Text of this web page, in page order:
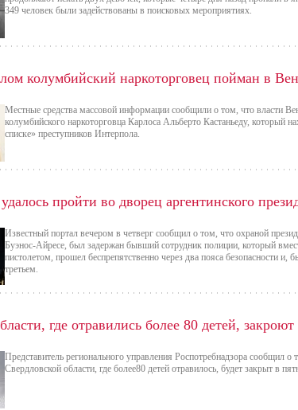
349 человек были задействованы в поисковых мероприятиях.
колумбийский наркоторговец пойман в
Местные средства массовой информации сообщили о том, что власти
колумбийского наркоторговца Карлоса Альберто Кастаньеду, который
списке» преступников Интерпола.
пройти во дворец аргентинского
Известный портал вечером в четверг сообщил о том, что охраной
Буэнос-Айресе, был задержан бывший сотрудник полиции, который
пистолетом, прошел беспрепятственно через два пояса безопасности и,
третьем.
где отравились более 80 детей, закроют
Представитель регионального управления Роспотребнадзора сообщил о
Свердловской области, где более80 детей отравилось, будет закрыт в